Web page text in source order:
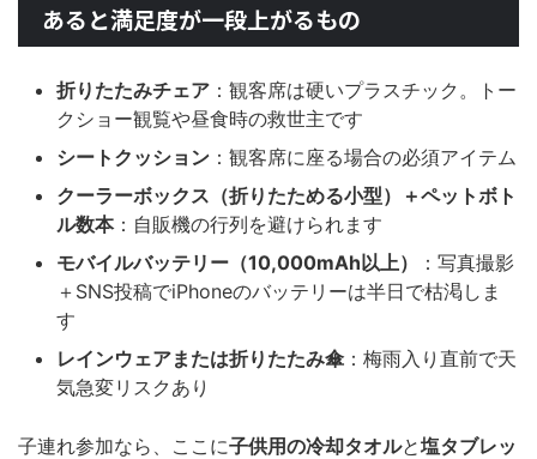
あると満足度が一段上がるもの
折りたたみチェア ：観客席は硬いプラスチック。トー
クショー観覧や昼食時の救世主です
シートクッション ：観客席に座る場合の必須アイテム
クーラーボックス（折りたためる小型）＋ペットボト
ル数本：自販機の行列を避けられます
モバイルバッテリー（10,000mAh以上）
：写真撮影
＋SNS投稿でiPhoneのバッテリーは半日で枯渇しま
す
レインウェアまたは折りたたみ傘：梅雨入り直前で天
気急変リスクあり
子連れ参加なら、ここに子供用の冷却タオルと塩タブレッ